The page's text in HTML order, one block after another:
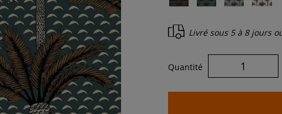
Livré sous 5 à 8 jours
Quantité